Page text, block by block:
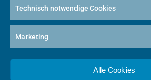
Technisch notwendige Cookies
Marketing
Alle Cookies